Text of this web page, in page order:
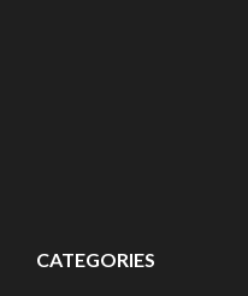
CATEGORIES